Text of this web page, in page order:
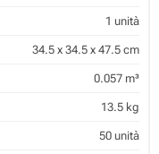
1 unità
34.5 x 34.5 x 47.5 cm
0.057 m³
13.5 kg
50 unità